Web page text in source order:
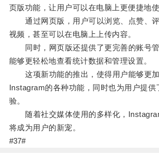
页版功能，让用户可以在电脑上更便捷地使
通过网页版，用户可以浏览、点赞、评
视频，甚至可以在电脑上上传内容。
同时，网页版还提供了更完善的账号管
能够更轻松地查看统计数据和管理设置。
这项新功能的推出，使得用户能够更
Instagram的各种功能，同时也为用户提供
验。
随着社交媒体使用的多样化，
将成为用户的新宠。
#37#